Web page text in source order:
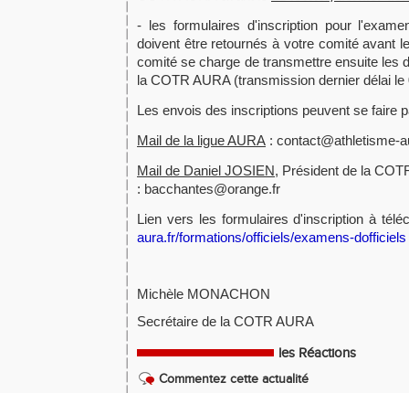
- les formulaires d'inscription pour
doivent être retournés à votre comité avant
comité se charge de transmettre ensuite les
la COTR AURA (transmission dernier délai
Les envois des inscriptions peuvent se faire
Mail de la ligue AURA : contact@athletisme-
Mail de Daniel JOSIEN, Président de la
: bacchantes@orange.fr
Lien vers les formulaires d'inscription à
aura.fr/formations/officiels/examens-dofficiels
Michèle MONACHON
Secrétaire de la COTR AURA
les Réactions
Commentez cette actualité